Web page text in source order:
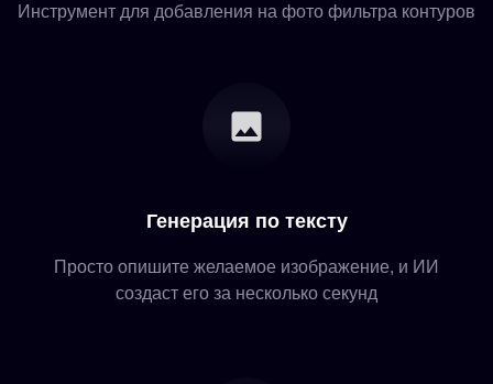
Инструмент для добавления на фото фильтра контуров
Генерация по тексту
Просто опишите желаемое изображение, и ИИ
создаст его за несколько секунд